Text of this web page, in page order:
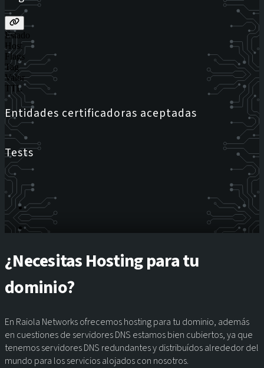
Estado
Host
Flags
Tag
Valor
TTL
Entidades certificadoras aceptadas
Tests
¿Necesitas Hosting para tu
dominio?
En Raiola Networks ofrecemos hosting para tu dominio, además
en cuestiones de servidores DNS estamos bien cubiertos, ya que
tenemos servidores DNS redundantes y distribuídos alrededor del
mundo para los servicios alojados con nosotros.